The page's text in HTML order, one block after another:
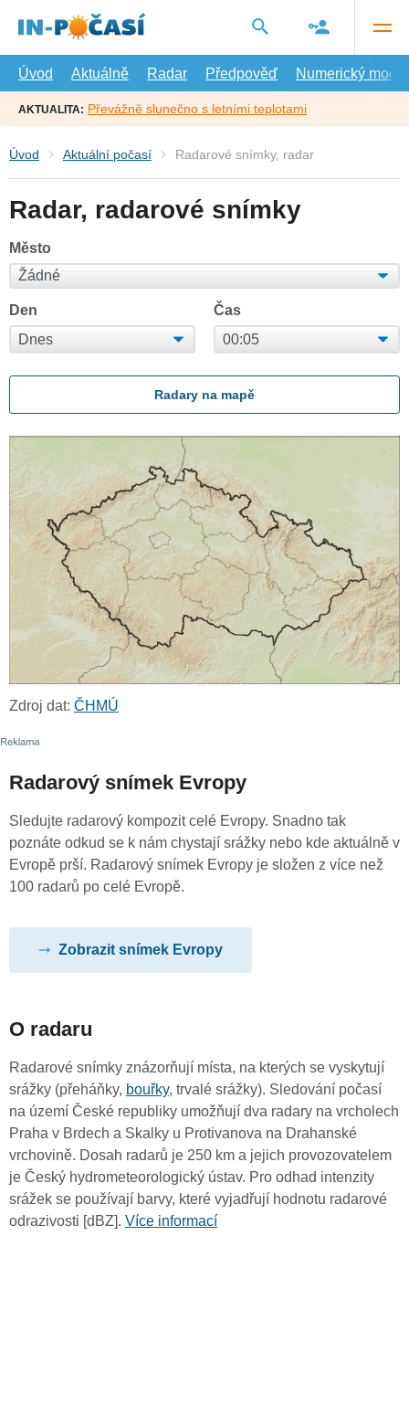
hlavní
Úvod
Aktuálně Radar Předpověď Numerický model
AKTUALITA: Převážně slunečno s letními teplotami
Úvod Aktuální počasí Radarové snímky, radar
Radar, radarové snímky
Město
Den Čas
Radary na mapě
Zdroj dat: ČHMÚ
Radarový snímek Evropy
Sledujte radarový kompozit celé Evropy. Snadno tak
poznáte odkud se k nám chystají srážky nebo kde aktuálně v
Evropě prší. Radarový snímek Evropy je složen z více než
100 radarů po celé Evropě.
Zobrazit snímek Evropy
O radaru
Radarové snímky znázorňují místa, na kterých se vyskytují
srážky (přeháňky, bouřky, trvalé srážky). Sledování počasí
na území České republiky umožňují dva radary na vrcholech
Praha v Brdech a Skalky u Protivanova na Drahanské
vrchovině. Dosah radarů je 250 km a jejich provozovatelem
je Český hydrometeorologický ústav. Pro odhad intenzity
srážek se používají barvy, které vyjadřují hodnotu radarové
odrazivosti [dBZ]. Více informací